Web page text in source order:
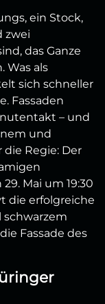
ein Stock,
zwei
das Ganze
Was als
sich schneller
Fassaden
– und
und
Regie: Der
Mai um 19:30
die erfolgreiche
schwarzem
Fassade des